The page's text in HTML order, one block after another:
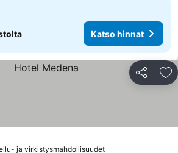
Katso hinnat
Jaa
ja virkistysmahdollisuudet